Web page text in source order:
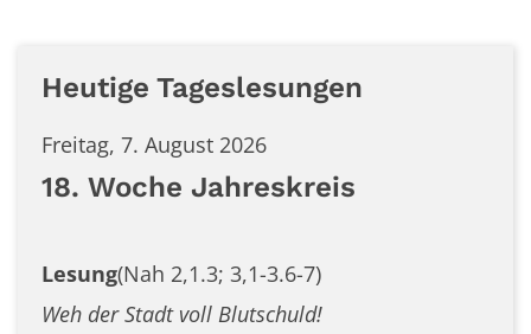
Heutige Tageslesungen
Freitag, 7. August 2026
18. Woche Jahreskreis
Lesung(Nah 2,1.3; 3,1-3.6-7)
Weh der Stadt voll Blutschuld!